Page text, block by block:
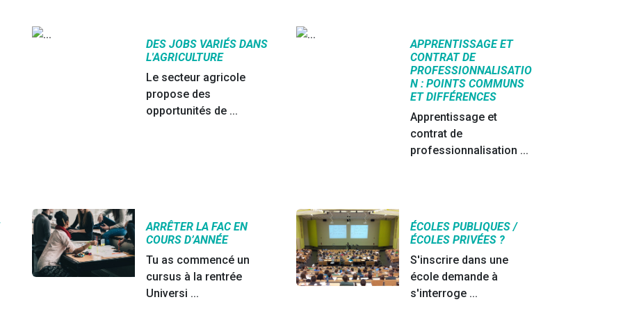
DES JOBS VARIÉS DANS
L'AGRICULTURE
Le secteur agricole
propose des
opportunités de ...
APPRENTISSAGE ET
CONTRAT DE
PROFESSIONNALISATIO
N : POINTS COMMUNS
ET DIFFÉRENCES
Apprentissage et
contrat de
professionnalisation ...
ARRÊTER LA FAC EN
COURS D’ANNÉE
Tu as commencé un
cursus à la rentrée
Universi ...
ÉCOLES PUBLIQUES /
ÉCOLES PRIVÉES ?
S'inscrire dans une
école demande à
s'interroge ...